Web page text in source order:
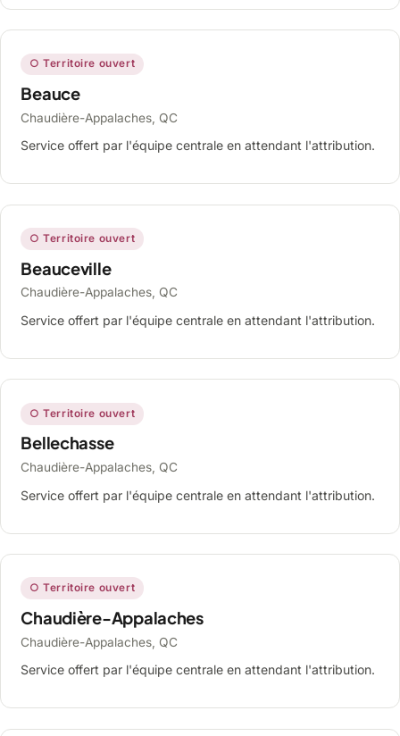
○ Territoire ouvert
Beauce
Chaudière-Appalaches, QC
Service offert par l'équipe centrale en attendant l'attribution.
○ Territoire ouvert
Beauceville
Chaudière-Appalaches, QC
Service offert par l'équipe centrale en attendant l'attribution.
○ Territoire ouvert
Bellechasse
Chaudière-Appalaches, QC
Service offert par l'équipe centrale en attendant l'attribution.
○ Territoire ouvert
Chaudière-Appalaches
Chaudière-Appalaches, QC
Service offert par l'équipe centrale en attendant l'attribution.